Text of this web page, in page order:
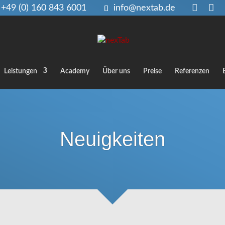
+49 (0) 160 843 6001 info@nextab.de
Leistungen Academy Über uns Preise Referenzen
Neuigkeiten